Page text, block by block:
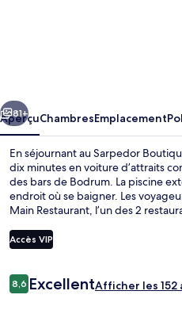
Suivant
81+
AperçuChambresEmplacement
En séjournant au Sarpedor
dix minutes en voiture d’attraits
des bars de Bodrum. La piscine
endroit où se baigner. Les
Main Restaurant, l’un des 2
les autres points saillants de
bars-salons, un bar sur la plage et
Accès VIP
Avis
8,68,6 sur 10 –
ExcellentAfficher les 152